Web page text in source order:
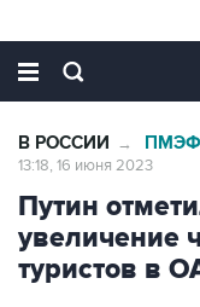
В РОССИИ →
13:18, 16 июня 2023
Путин
увеличение
туристов в